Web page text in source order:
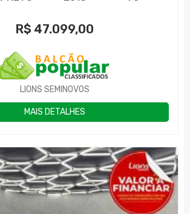
R$ 47.099,00
LIONS SEMINOVOS
MAIS DETALHES